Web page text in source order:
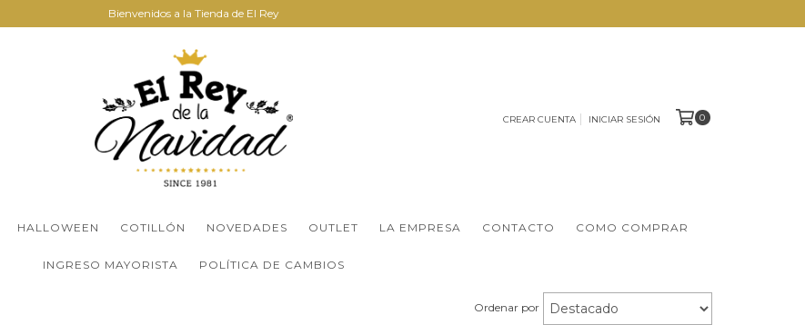
Bienvenidos a la Tienda de El Rey
CREAR CUENTA INICIAR SESIÓN 0
HALLOWEEN COTILLÓN NOVEDADES OUTLET LA EMPRESA CONTACTO COMO COMPRAR
INGRESO MAYORISTA POLÍTICA DE CAMBIOS
Ordenar por